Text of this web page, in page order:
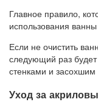
Главное правило,
использования
Если не очистить
следующий раз
стенками и
Уход за